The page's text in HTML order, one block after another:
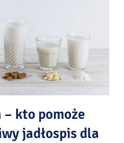
kto pomoże
jadłospis dla